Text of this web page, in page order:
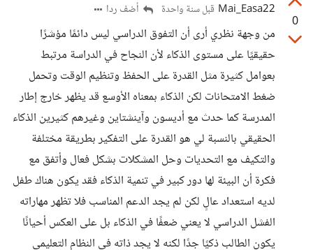
0
Mai_Easa22 قبل سنة واحدة أضف ردا
من وجهة نظري أرى أن التفوق الدراسي ليس دائمًا مؤشرًا
حقيقيًا على مستوى الذكاء لأن النجاح في الدراسة مرتبط
بعوامل كثيرة مثل القدرة على الحفظ وتنظيم الوقت وتحمل
ضغط الامتحانات لكن الذكاء بمعناه الأوسع قد يظهر خارج إطار
المدرسة كما حدث مع أديسون وآينشتاين وغيرهم كثيرين الذكاء
الحقيقي بالنسبة لي هو القدرة على التفكير بطريقة مختلفة
والتكيف مع التحديات وحل المشكلات بشكل فعال وأتفق مع
فكرة أن البيئة لها دور كبير في تنمية الذكاء فقد يكون هناك طفل
لديه استعداد عالٍ لكن لم يجد الدعم المناسب فلا تظهر مهاراته
الفشل الدراسي لا يعني ضعفًا في الذكاء بل على العكس أحيانًا
يكون الطالب ذكيًا جدًا لكنه لا يجد ذاته في النظام التعليمي